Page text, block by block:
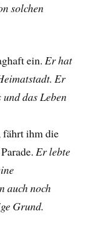
solchen
ein.Er hat
Er
das Leben
fährt ihm die
Er lebte
auch noch
Grund.